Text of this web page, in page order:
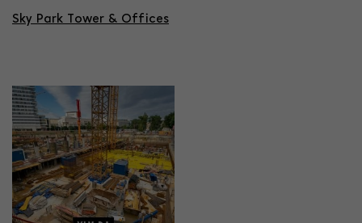
Sky Park Tower & Offices